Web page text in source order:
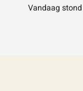
Vandaag